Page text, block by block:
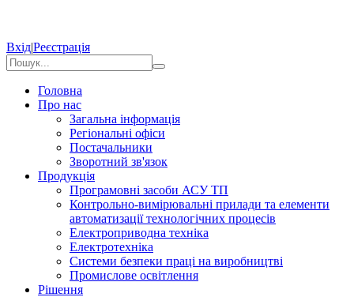
Вхід|Реєстрація
Головна
Про нас
Загальна інформація
Регіональні офіси
Постачальники
Зворотний зв'язок
Продукція
Програмовні засоби АСУ ТП
Контрольно-вимірювальні прилади та елементи
автоматизації технологічних процесів
Електроприводна техніка
Електротехніка
Системи безпеки праці на виробництві
Промислове освітлення
Рішення